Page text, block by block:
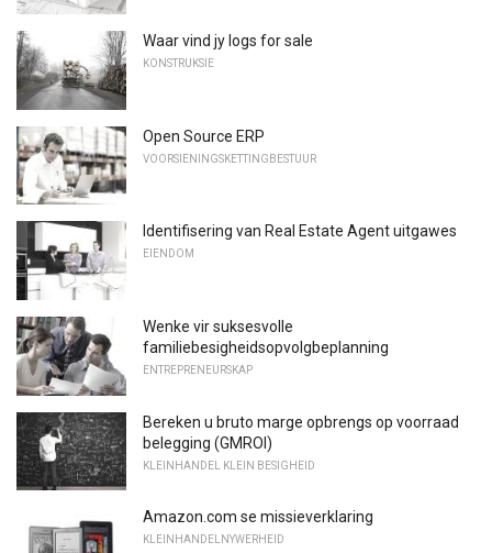
Waar vind jy logs for sale
KONSTRUKSIE
Open Source ERP
VOORSIENINGSKETTINGBESTUUR
Identifisering van Real Estate Agent uitgawes
EIENDOM
Wenke vir suksesvolle
familiebesigheidsopvolgbeplanning
ENTREPRENEURSKAP
Bereken u bruto marge opbrengs op voorraad
belegging (GMROI)
KLEINHANDEL KLEIN BESIGHEID
Amazon.com se missieverklaring
KLEINHANDELNYWERHEID